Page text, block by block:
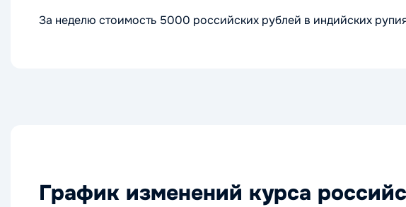
За неделю стоимость 5000 российских рублей в индийских
График изменений курса